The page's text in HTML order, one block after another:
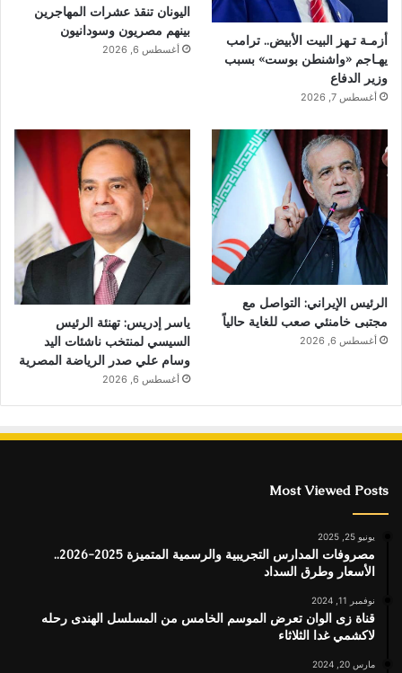
أزمـة تـهز البيت الأبيض.. ترامب
يهـاجم «واشنطن بوست» بسبب
وزير الدفاع
أغسطس 7, 2026
اليونان تنقذ عشرات المهاجرين
بينهم مصريون وسودانيون
أغسطس 6, 2026
الرئيس الإيراني: التواصل مع
مجتبى خامنئي صعب للغاية حالياً
أغسطس 6, 2026
ياسر إدريس: تهنئة الرئيس
السيسي لمنتخب ناشئات اليد
وسام علي صدر الرياضة المصرية
أغسطس 6, 2026
Most Viewed Posts
يونيو 25, 2025
مصروفات المدارس التجريبية والرسمية المتميزة 2025-2026..
الأسعار وطرق السداد
نوفمبر 11, 2024
قناة زى الوان تعرض الموسم الخامس من المسلسل الهندى رحله
لاكشمي غدا الثلاثاء
مارس 20, 2024